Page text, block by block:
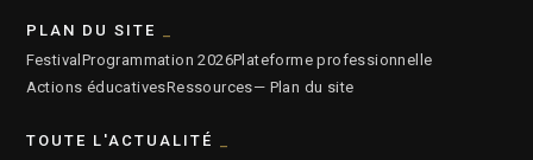
PLAN DU SITE
Festival Programmation 2026Plateforme professionnelle
Actions éducativesRessources— Plan du site
TOUTE L'ACTUALITÉ